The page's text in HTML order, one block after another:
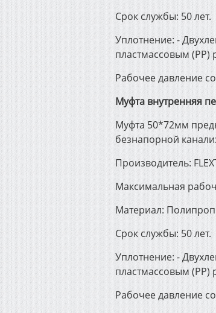
Срок службы: 50 лет.
Уплотнение: -
пластмассовым
Рабочее давление
Муфта внутренняя
Муфта 50*72мм
безнапорной
Производитель:
Максимальная
Материал:
Срок службы: 50 лет.
Уплотнение: -
пластмассовым
Рабочее давление